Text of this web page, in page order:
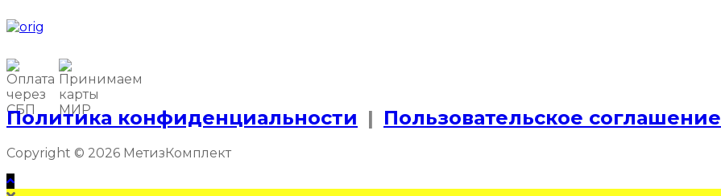
Политика конфиденциальности | Пользовательское соглашение
Copyright © 2026 МетизКомплект